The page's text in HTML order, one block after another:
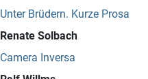
Unter Brüdern. Kurze Prosa
Renate Solbach
Camera Inversa